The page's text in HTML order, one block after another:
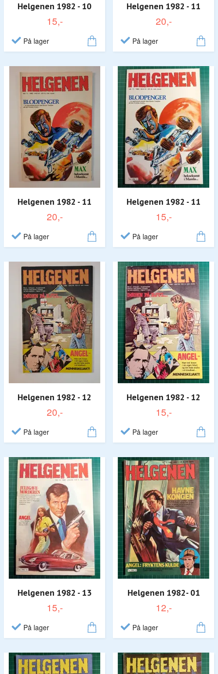
Helgenen 1982 - 10
15,-
På lager
Helgenen 1982 - 11
20,-
På lager
Helgenen 1982 - 11
20,-
På lager
Helgenen 1982 - 11
15,-
På lager
Helgenen 1982 - 12
20,-
På lager
Helgenen 1982 - 12
15,-
På lager
Helgenen 1982 - 13
15,-
På lager
Helgenen 1982- 01
12,-
På lager